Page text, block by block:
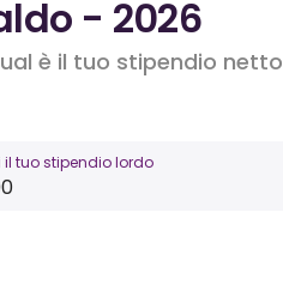
- 2026
è il tuo stipendio netto
il tuo stipendio lordo